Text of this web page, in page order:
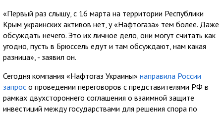
«Первый раз слышу, с 16 марта на территории Республики
Крым украинских активов нет, у «Нафтогаза» тем более. Даже
обсуждать нечего. Это их личное дело, они могут считать как
угодно, пусть в Брюссель едут и там обсуждают, нам какая
разница», - заявил он.
Сегодня компания «Нафтогаз Украины» направила России
запрос о проведении переговоров с представителями РФ в
рамках двухстороннего соглашения о взаимной защите
инвестиций между государствами для решения спора по